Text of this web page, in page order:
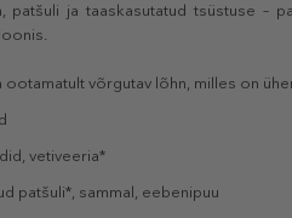
patšuli ja taaskasutatud tsüstuse –
võrgutav lõhn, milles on
vetiveeria*
patšuli*, sammal, eebenipuu